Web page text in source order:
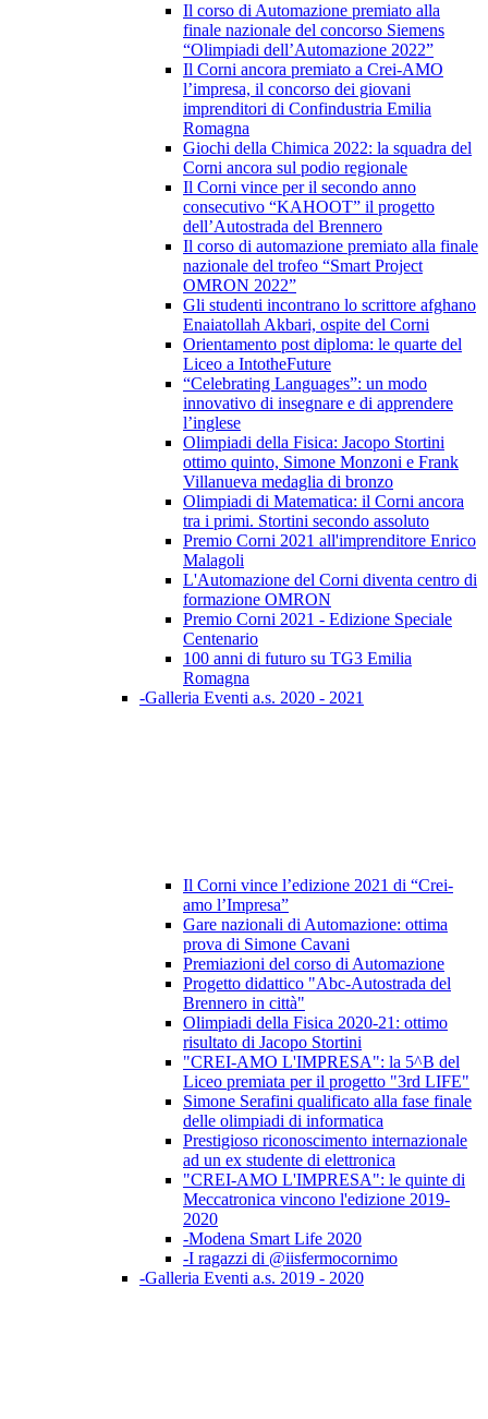
Il corso di Automazione premiato alla
finale nazionale del concorso Siemens
“Olimpiadi dell’Automazione 2022”
Il Corni ancora premiato a Crei-AMO
l’impresa, il concorso dei giovani
imprenditori di Confindustria Emilia
Romagna
Giochi della Chimica 2022: la squadra del
Corni ancora sul podio regionale
Il Corni vince per il secondo anno
consecutivo “KAHOOT” il progetto
dell’Autostrada del Brennero
Il corso di automazione premiato alla finale
nazionale del trofeo “Smart Project
OMRON 2022”
Gli studenti incontrano lo scrittore afghano
Enaiatollah Akbari, ospite del Corni
Orientamento post diploma: le quarte del
Liceo a IntotheFuture
“Celebrating Languages”: un modo
innovativo di insegnare e di apprendere
l’inglese
Olimpiadi della Fisica: Jacopo Stortini
ottimo quinto, Simone Monzoni e Frank
Villanueva medaglia di bronzo
Olimpiadi di Matematica: il Corni ancora
tra i primi. Stortini secondo assoluto
Premio Corni 2021 all'imprenditore Enrico
Malagoli
L'Automazione del Corni diventa centro di
formazione OMRON
Premio Corni 2021 - Edizione Speciale
Centenario
100 anni di futuro su TG3 Emilia
Romagna
-Galleria Eventi a.s. 2020 - 2021
Il Corni vince l’edizione 2021 di “Crei-
amo l’Impresa”
Gare nazionali di Automazione: ottima
prova di Simone Cavani
Premiazioni del corso di Automazione
Progetto didattico "Abc-Autostrada del
Brennero in città"
Olimpiadi della Fisica 2020-21: ottimo
risultato di Jacopo Stortini
"CREI-AMO L'IMPRESA": la 5^B del
Liceo premiata per il progetto "3rd LIFE"
Simone Serafini qualificato alla fase finale
delle olimpiadi di informatica
Prestigioso riconoscimento internazionale
ad un ex studente di elettronica
"CREI-AMO L'IMPRESA": le quinte di
Meccatronica vincono l'edizione 2019-
2020
-Modena Smart Life 2020
-I ragazzi di @iisfermocornimo
-Galleria Eventi a.s. 2019 - 2020